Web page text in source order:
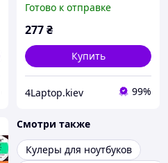
X450JN
Готово к отправке
277₴
Купить
4Laptop.kiev 99%
Смотри также
Кулеры для ноутбуков